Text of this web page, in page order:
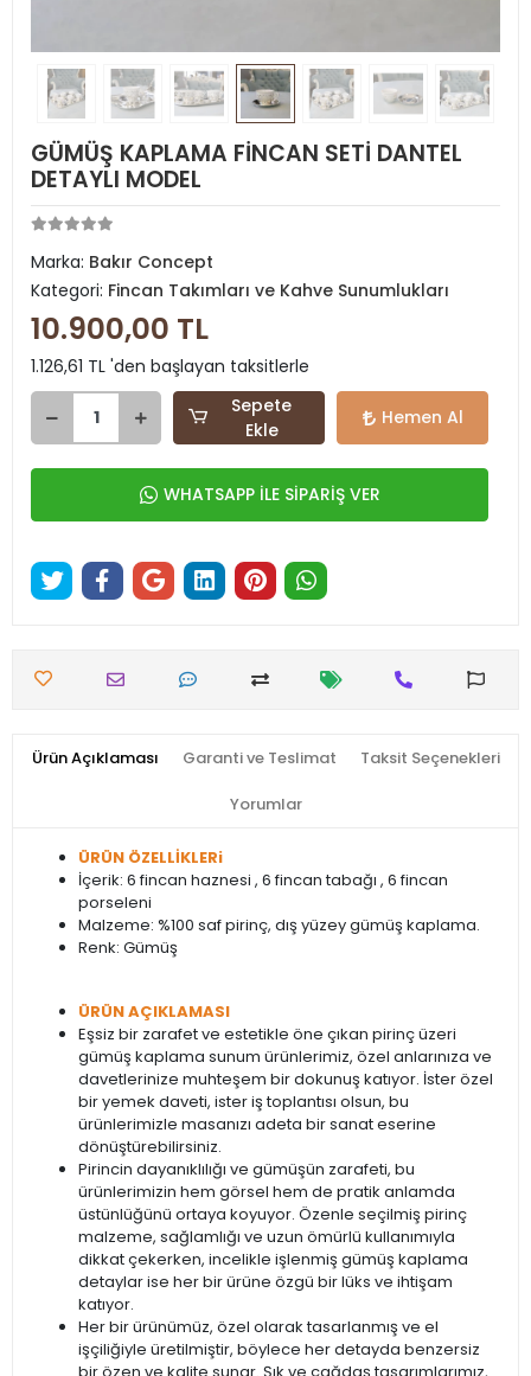
GÜMÜŞ KAPLAMA FİNCAN SETİ DANTEL
DETAYLI MODEL
Marka: Bakır Concept
Kategori: Fincan Takımları ve Kahve Sunumlukları
10.900,00 TL
1.126,61 TL 'den başlayan taksitlerle
Sepete
Ekle
Hemen Al
WHATSAPP İLE SİPARİŞ VER
Ürün Açıklaması Garanti ve Teslimat Taksit Seçenekleri
Yorumlar
ÜRÜN ÖZELLİKLERi
İçerik: 6 fincan haznesi , 6 fincan tabağı , 6 fincan
porseleni
Malzeme: %100 saf pirinç, dış yüzey gümüş kaplama.
Renk: Gümüş
ÜRÜN AÇIKLAMASI
Eşsiz bir zarafet ve estetikle öne çıkan pirinç üzeri
gümüş kaplama sunum ürünlerimiz, özel anlarınıza ve
davetlerinize muhteşem bir dokunuş katıyor. İster özel
bir yemek daveti, ister iş toplantısı olsun, bu
ürünlerimizle masanızı adeta bir sanat eserine
dönüştürebilirsiniz.
Pirincin dayanıklılığı ve gümüşün zarafeti, bu
ürünlerimizin hem görsel hem de pratik anlamda
üstünlüğünü ortaya koyuyor. Özenle seçilmiş pirinç
malzeme, sağlamlığı ve uzun ömürlü kullanımıyla
dikkat çekerken, incelikle işlenmiş gümüş kaplama
detaylar ise her bir ürüne özgü bir lüks ve ihtişam
katıyor.
Her bir ürünümüz, özel olarak tasarlanmış ve el
işçiliğiyle üretilmiştir, böylece her detayda benzersiz